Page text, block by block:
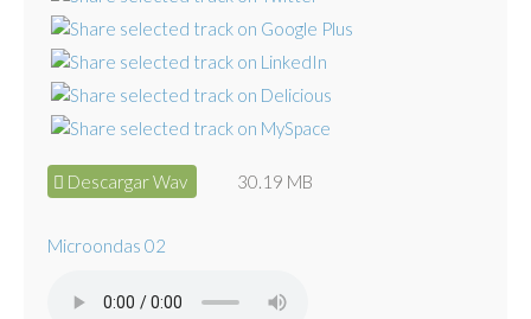
Descargar Wav 30.19 MB
Microondas 02